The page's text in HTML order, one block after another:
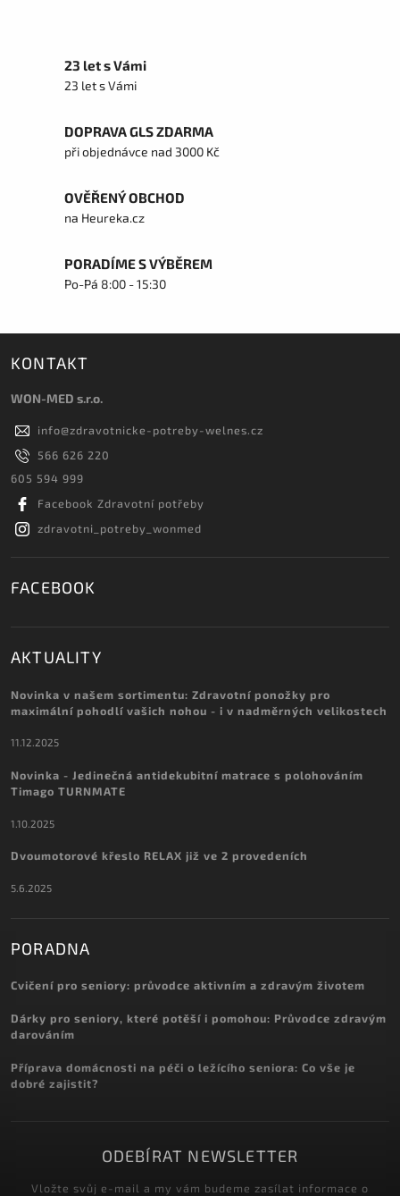
23 let s Vámi
23 let s Vámi
DOPRAVA GLS ZDARMA
při objednávce nad 3000 Kč
OVĚŘENÝ OBCHOD
na Heureka.cz
PORADÍME S VÝBĚREM
Po-Pá 8:00 - 15:30
KONTAKT
WON-MED s.r.o.
info@zdravotnicke-potreby-welnes.cz
566 626 220
605 594 999
Facebook Zdravotní potřeby
zdravotni_potreby_wonmed
FACEBOOK
AKTUALITY
Novinka v našem sortimentu: Zdravotní ponožky pro
maximální pohodlí vašich nohou - i v nadměrných velikostech
11.12.2025
Novinka - Jedinečná antidekubitní matrace s polohováním
Timago TURNMATE
1.10.2025
Dvoumotorové křeslo RELAX již ve 2 provedeních
5.6.2025
PORADNA
Cvičení pro seniory: průvodce aktivním a zdravým životem
Dárky pro seniory, které potěší i pomohou: Průvodce zdravým
darováním
Příprava domácnosti na péči o ležícího seniora: Co vše je
dobré zajistit?
ODEBÍRAT NEWSLETTER
Vložte svůj e-mail a my vám budeme zasílat informace o